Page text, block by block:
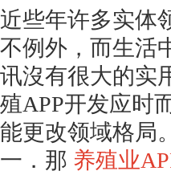
近些年许多实体
不例外，而生活
讯沒有很大的实
殖APP开发应时
能更改领域格局。
一．那 养殖业